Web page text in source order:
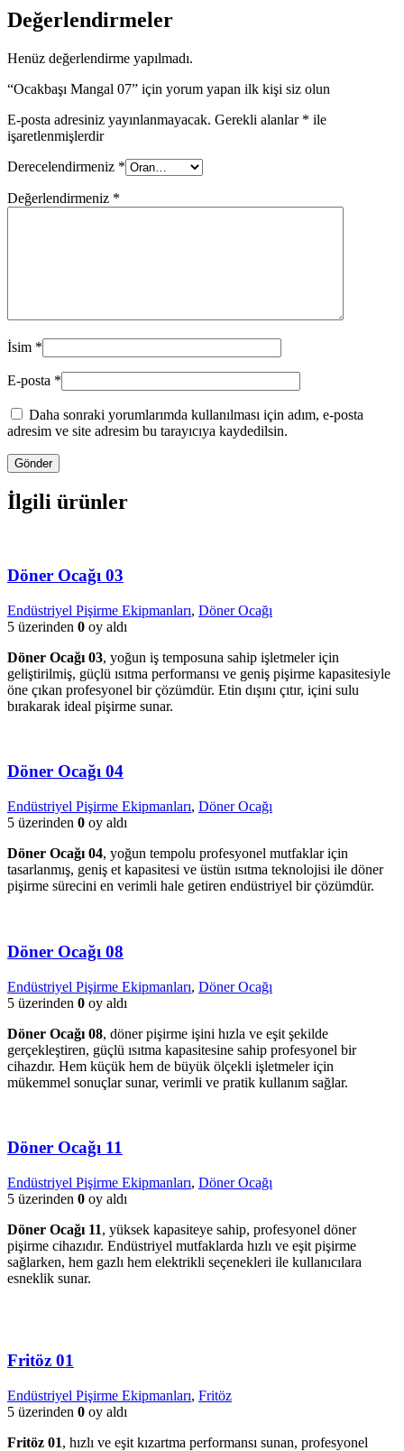
Değerlendirmeler
Henüz değerlendirme yapılmadı.
“Ocakbaşı Mangal 07” için yorum yapan ilk kişi siz olun
E-posta adresiniz yayınlanmayacak. Gerekli alanlar * ile
işaretlenmişlerdir
Derecelendirmeniz *
Değerlendirmeniz *
İsim *
E-posta *
Daha sonraki yorumlarımda kullanılması için adım, e-posta
adresim ve site adresim bu tarayıcıya kaydedilsin.
İlgili ürünler
Döner Ocağı 03
Endüstriyel Pişirme Ekipmanları, Döner Ocağı
5 üzerinden 0 oy aldı
Döner Ocağı 03, yoğun iş temposuna sahip işletmeler için
geliştirilmiş, güçlü ısıtma performansı ve geniş pişirme kapasitesiyle
öne çıkan profesyonel bir çözümdür. Etin dışını çıtır, içini sulu
bırakarak ideal pişirme sunar.
Döner Ocağı 04
Endüstriyel Pişirme Ekipmanları, Döner Ocağı
5 üzerinden 0 oy aldı
Döner Ocağı 04, yoğun tempolu profesyonel mutfaklar için
tasarlanmış, geniş et kapasitesi ve üstün ısıtma teknolojisi ile döner
pişirme sürecini en verimli hale getiren endüstriyel bir çözümdür.
Döner Ocağı 08
Endüstriyel Pişirme Ekipmanları, Döner Ocağı
5 üzerinden 0 oy aldı
Döner Ocağı 08, döner pişirme işini hızla ve eşit şekilde
gerçekleştiren, güçlü ısıtma kapasitesine sahip profesyonel bir
cihazdır. Hem küçük hem de büyük ölçekli işletmeler için
mükemmel sonuçlar sunar, verimli ve pratik kullanım sağlar.
Döner Ocağı 11
Endüstriyel Pişirme Ekipmanları, Döner Ocağı
5 üzerinden 0 oy aldı
Döner Ocağı 11, yüksek kapasiteye sahip, profesyonel döner
pişirme cihazıdır. Endüstriyel mutfaklarda hızlı ve eşit pişirme
sağlarken, hem gazlı hem elektrikli seçenekleri ile kullanıcılara
esneklik sunar.
Fritöz 01
Endüstriyel Pişirme Ekipmanları, Fritöz
5 üzerinden 0 oy aldı
Fritöz 01, hızlı ve eşit kızartma performansı sunan, profesyonel